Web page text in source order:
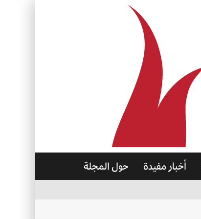
أخبار مفيدة حول المجلة